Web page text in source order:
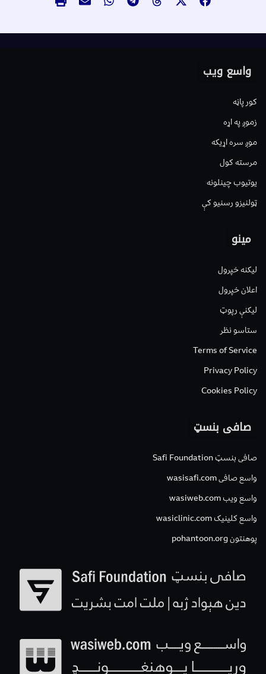
واسع ویب
کور پاڼه
زموږ په اړه
موږ سره اړیکه
مرسته کول
یوتیوب چینلونه
ټولنیزو رسنیو کې
مینو
لیکنه خپرول
اعلان خپرول
لیکنې رپوټ
ستاسو نظر
Terms of Service
Privacy Policy
Cookies Policy
صافی بنسټ
صافی بنسټ Safi Foundation
واسع صافی wasisafi.com
واسع ویب wasiweb.com
واسع کلینیک wasiclinic.com
پوهنتون pohantoon.org